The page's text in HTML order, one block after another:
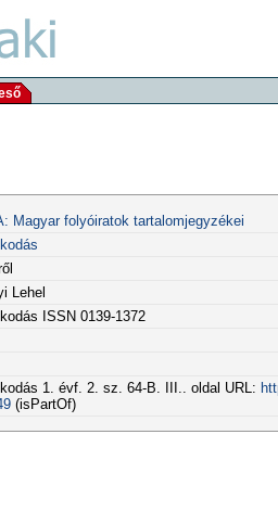
Magyar folyóiratok tartalomjegyzékei
Lehel
ISSN 0139-1372
1. évf. 2. sz. 64-B. III.. oldal URL:
(isPartOf)